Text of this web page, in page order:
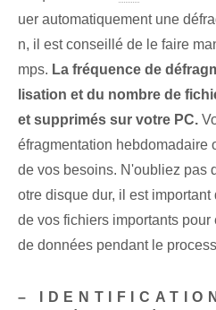
uer automatiquement une
n, il est conseillé de le faire
mps. La fréquence de
lisation et du nombre de
et supprimés sur votre PC.
éfragmentation hebdomadaire
de vos besoins. N'oubliez pas
otre disque dur, il est important
de vos fichiers importants
de données pendant le
–